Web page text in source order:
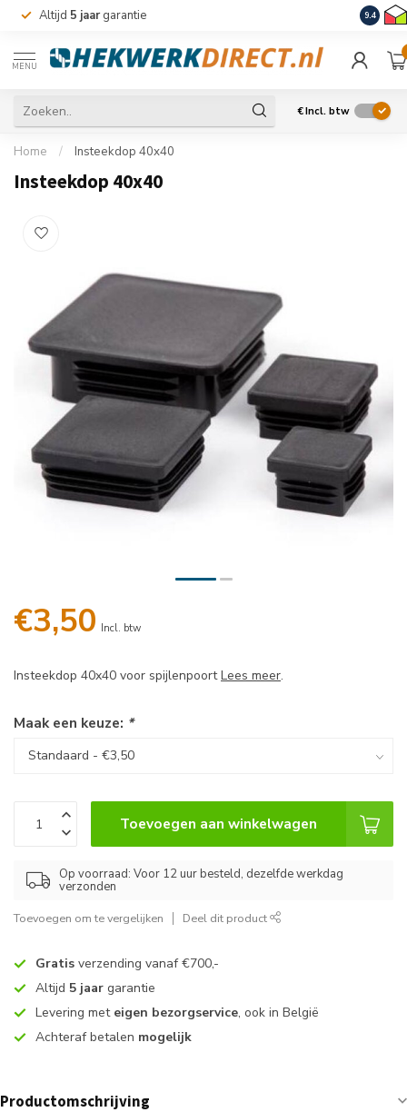
Altijd 5 jaargarantie 9.4
MENU
€Incl. btw
Home / Insteekdop 40x40
Insteekdop 40x40
€3,50 Incl. btw
Insteekdop 40x40 voor spijlenpoortLees meer.
Maak een keuze: *
Toevoegen aan winkelwagen
Op voorraad: Voor 12 uur besteld, dezelfde werkdag
verzonden
Toevoegen om te vergelijken Deel dit product
Gratis verzending vanaf €700,-
Altijd 5 jaar garantie
Levering met eigen bezorgservice, ook in België
Achteraf betalen mogelijk
Productomschrijving